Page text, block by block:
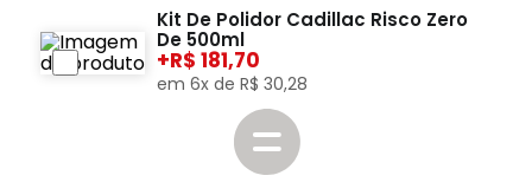
Kit De Polidor Cadillac Risco Zero
De 500ml
+ 181,70
em 6x de R$ 30,28